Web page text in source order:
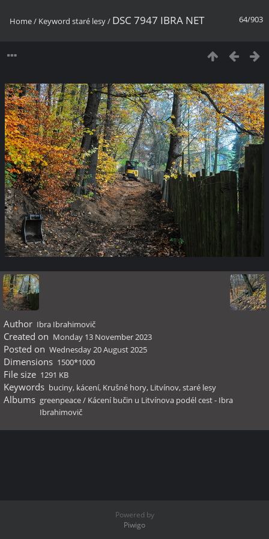
64/903
Home/ Keyword staré lesy/ DSC 7947 IBRA NET
Author Ibra Ibrahimovič
Created on Monday 13 November 2023
Posted on Wednesday 20 August 2025
Dimensions 1500*1000
File size 1291 KB
Keywords buciny, kácení, Krušné hory, Litvínov,staré lesy
Albums greenpeace/ Kácení bučin u Litvínova podél cest - Ibra
Ibrahimovič
Powered by
Piwigo